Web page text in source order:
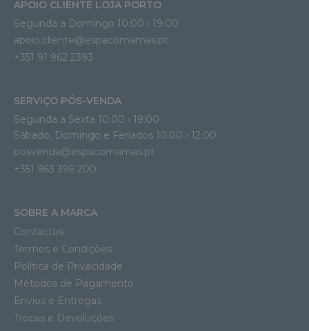
APOIO CLIENTE LOJA PORTO
Segunda a Domingo 10:00 › 19:00
apoio.cliente@espacomamas.pt
+351 91 962 2393
SERVIÇO PÓS-VENDA
Segunda a Sexta 10:00 › 19:00
Sábado, Domingo e Feriados 10:00 › 12:00
posvenda@espacomamas.pt
+351 963 396 200
SOBRE A MARCA
Contactos
Termos e Condições
Política de Privacidade
Métodos de Pagamento
Envios e Entregas
Trocas e Devoluções